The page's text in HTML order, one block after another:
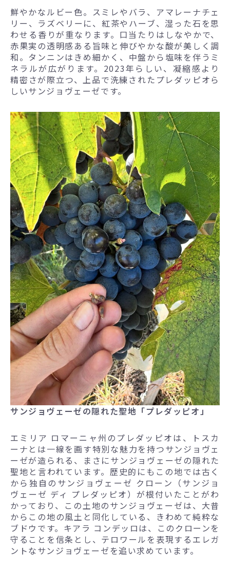
鮮やかなルビー色。スミレやバラ、アマレーナチェ
リー、ラズベリーに、紅茶やハーブ、湿った石を思
わせる香りが重なります。口当たりはしなやかで、
赤果実の透明感ある旨味と伸びやかな酸が美しく調
和。タンニンはきめ細かく、中盤から塩味を伴うミ
ネラルが広がります。2023年らしい、凝縮感より
精密さが際立つ、上品で洗練されたプレダッピオら
しいサンジョヴェーゼです。
サンジョヴェーゼの隠れた聖地「プレダッピオ」
エミリア ロマーニャ州のプレダッピオは、トスカ
ーナとは一線を画す特別な魅力を持つサンジョヴェ
ーゼが造られる、まさにサンジョヴェーゼの隠れた
聖地と言われています。歴史的にもこの地では古く
から独自のサンジョヴェーゼ クローン（サンジョ
ヴェーゼ ディ プレダッピオ）が根付いたことがわ
かっており、この土地のサンジョヴェーゼは、大昔
からこの地の風土と同化している、きわめて純粋な
ブドウです。キアラ コンデッロは、このクローンを
守ることを信条とし、テロワールを表現するエレガ
ントなサンジョヴェーゼを追い求めています。